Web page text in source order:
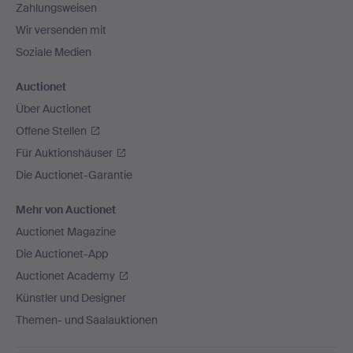
Zahlungsweisen
Wir versenden mit
Soziale Medien
Auctionet
Über Auctionet
Offene Stellen
Für Auktionshäuser
Die Auctionet-Garantie
Mehr von Auctionet
Auctionet Magazine
Die Auctionet-App
Auctionet Academy
Künstler und Designer
Themen- und Saalauktionen